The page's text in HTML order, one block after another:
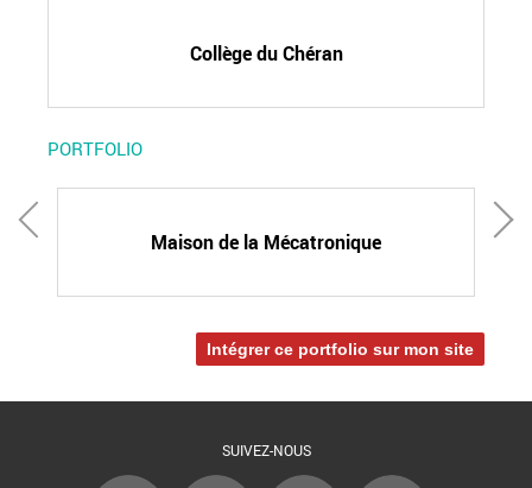
Collège du Chéran
PORTFOLIO
Maison de la Mécatronique
Intégrer ce portfolio sur mon site
SUIVEZ-NOUS